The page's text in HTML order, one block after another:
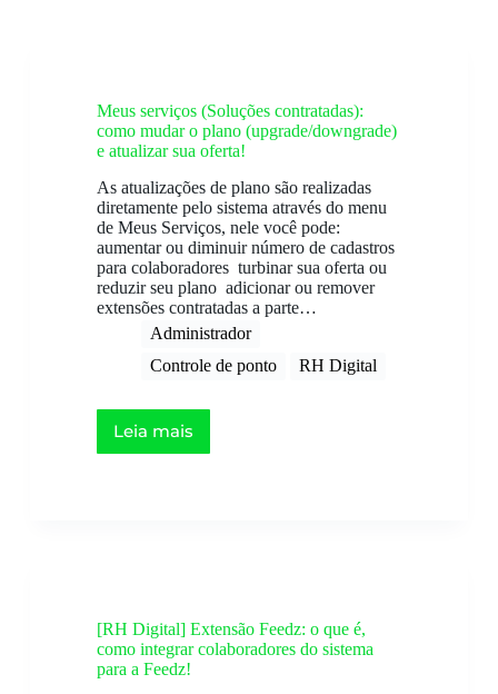
Meus serviços (Soluções contratadas):
como mudar o plano (upgrade/downgrade)
e atualizar sua oferta!
As atualizações de plano são realizadas
diretamente pelo sistema através do menu
de Meus Serviços, nele você pode:
aumentar ou diminuir número de cadastros
para colaboradores turbinar sua oferta ou
reduzir seu plano adicionar ou remover
extensões contratadas a parte…
Administrador
Controle de ponto
RH Digital
Leia mais
[RH Digital] Extensão Feedz: o que é,
como integrar colaboradores do sistema
para a Feedz!